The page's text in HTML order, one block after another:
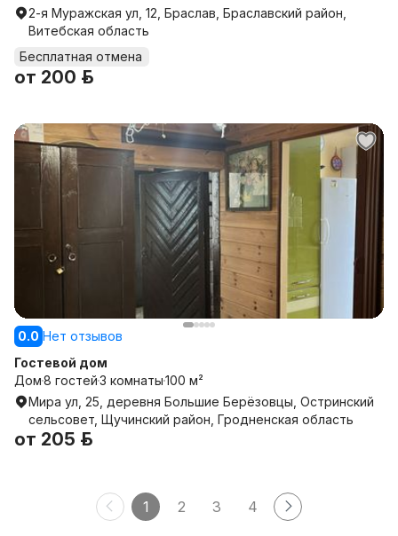
2-я Муражская ул, 12, Браслав, Браславский район,
Витебская область
Бесплатная отмена
от 200 р.
0.0 Нет отзывов
Гостевой дом
Дом8 гостей3 комнаты100 м²
Мира ул, 25, деревня Большие Берёзовцы, Остринский
сельсовет, Щучинский район, Гродненская область
от 205 р.
1 2 3 4